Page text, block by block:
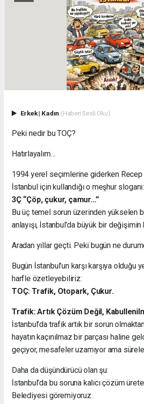
Erkek| Kadın (Haberi Sesli Oku)
Peki nedir bu TOÇ?
Hatırlayalım…
1994 yerel seçimlerine giderken Recep
İstanbul için kullandığı o meşhur sloganı:
3Ç “Çöp, çukur, çamur…”
Bu üç temel sorun üzerinden yükselen
anlayışı, İstanbul’da büyük bir değişimin
Aradan yıllar geçti. Peki bugün ne
Bugün İstanbul’un karşı karşıya olduğu
harfle özetleyebiliriz:
TOÇ: Trafik, Otopark, Çukur.
Trafik: Artık Çözüm Değil,
İstanbul’da trafik artık bir sorun
hayatın kaçınılmaz bir parçası haline
geçiyor, mesafeler uzamıyor ama
Daha da düşündürücü olan şu:
İstanbul’da bu soruna kalıcı çözüm
Belediyesi göremiyoruz.